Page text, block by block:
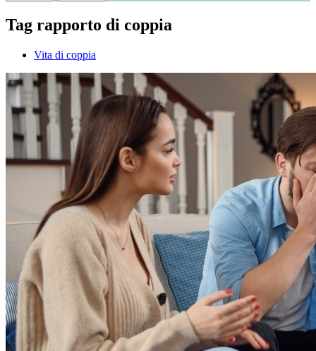
Tag rapporto di coppia
Vita di coppia